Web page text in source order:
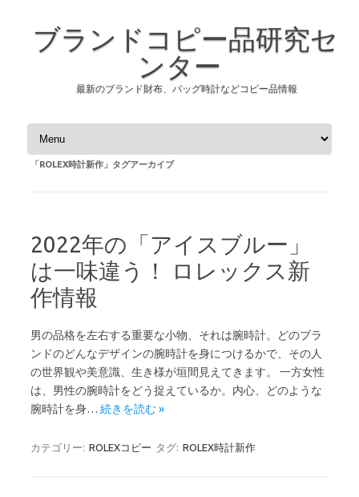
ブランドコピー品研究セ
ンター
最新のブランド財布、バッグ時計などコピー品情報
コンテンツへスキップ
「ROLEX時計新作 」タグアーカイブ
2022年の「アイスブルー」
は一味違う！ ロレックス新
作情報
男の品格を左右する重要な小物、それは腕時計。どのブラ
ンドのどんなデザインの腕時計を身につけるかで、その人
の世界観や美意識、生き様が垣間見えてきます。 一方女性
は、男性の腕時計をどう捉えているか。内心、どのような
腕時計を身… 続きを読む »
カテゴリー: ROLEXコピー タグ: ROLEX時計新作